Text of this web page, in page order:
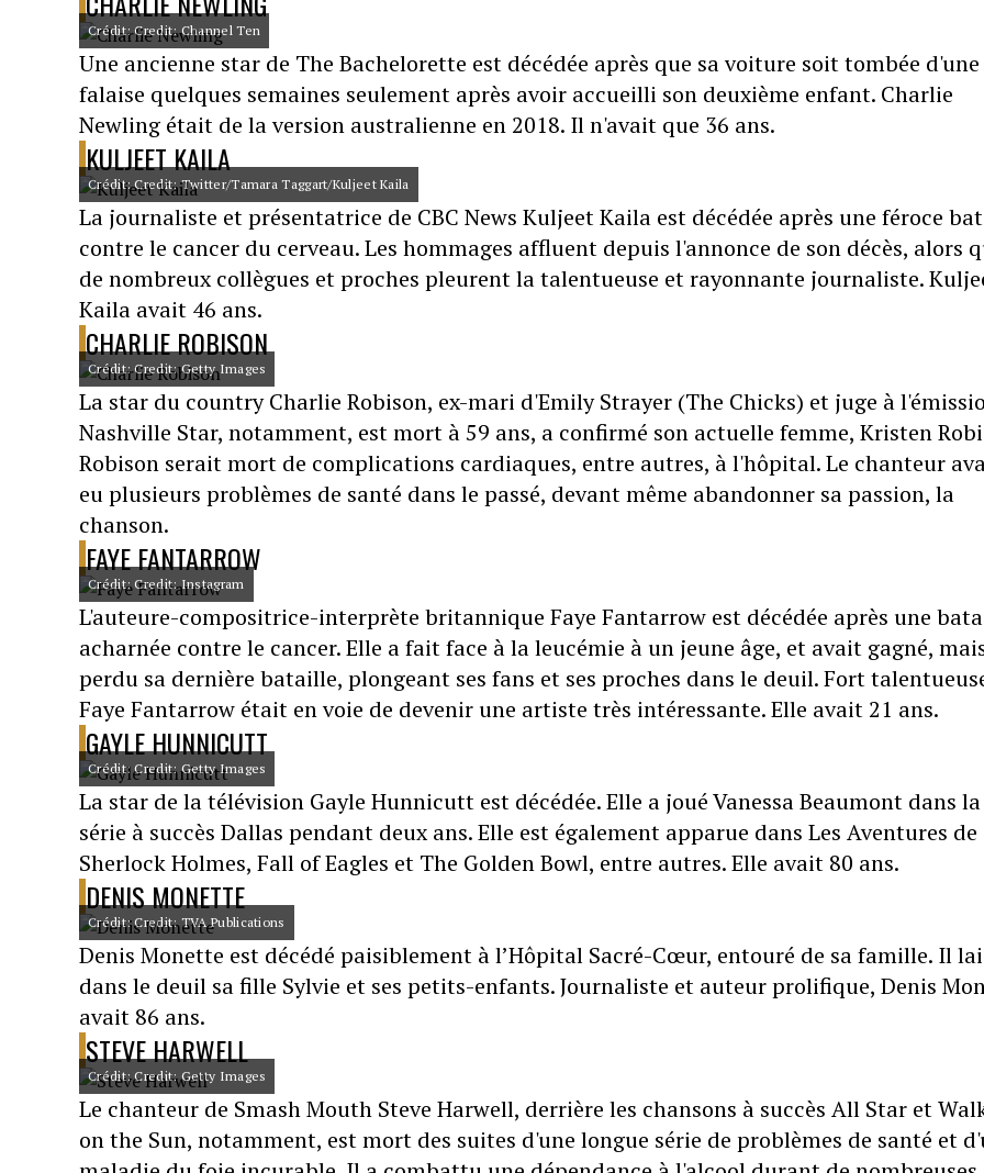
Crédit: Credit: Channel Ten
Une ancienne star de The Bachelorette est décédée après que sa voiture soit tombée d'une
falaise quelques semaines seulement après avoir accueilli son deuxième enfant. Charlie
Newling était de la version australienne en 2018. Il n'avait que 36 ans.
KULJEET KAILA
Crédit: Credit: Twitter/Tamara Taggart/Kuljeet Kaila
La journaliste et présentatrice de CBC News Kuljeet Kaila est décédée après une féroce
contre le cancer du cerveau. Les hommages affluent depuis l'annonce de son décès, alors
de nombreux collègues et proches pleurent la talentueuse et rayonnante journaliste.
Kaila avait 46 ans.
CHARLIE ROBISON
Crédit: Credit: Getty Images
La star du country Charlie Robison, ex-mari d'Emily Strayer (The Chicks) et juge à
Nashville Star, notamment, est mort à 59 ans, a confirmé son actuelle femme, Kristen
Robison serait mort de complications cardiaques, entre autres, à l'hôpital. Le chanteur
eu plusieurs problèmes de santé dans le passé, devant même abandonner sa passion, la
chanson.
FAYE FANTARROW
Crédit: Credit: Instagram
L'auteure-compositrice-interprète britannique Faye Fantarrow est décédée après une
acharnée contre le cancer. Elle a fait face à la leucémie à un jeune âge, et avait gagné,
perdu sa dernière bataille, plongeant ses fans et ses proches dans le deuil. Fort
Faye Fantarrow était en voie de devenir une artiste très intéressante. Elle avait 21 ans.
GAYLE HUNNICUTT
Crédit: Credit: Getty Images
La star de la télévision Gayle Hunnicutt est décédée. Elle a joué Vanessa Beaumont dans la
série à succès Dallas pendant deux ans. Elle est également apparue dans Les Aventures de
Sherlock Holmes, Fall of Eagles et The Golden Bowl, entre autres. Elle avait 80 ans.
DENIS MONETTE
Crédit: Credit: TVA Publications
Denis Monette est décédé paisiblement à l’Hôpital Sacré-Cœur, entouré de sa famille. Il
dans le deuil sa fille Sylvie et ses petits-enfants. Journaliste et auteur prolifique, Denis
avait 86 ans.
STEVE HARWELL
Crédit: Credit: Getty Images
Le chanteur de Smash Mouth Steve Harwell, derrière les chansons à succès All Star et
on the Sun, notamment, est mort des suites d'une longue série de problèmes de santé et